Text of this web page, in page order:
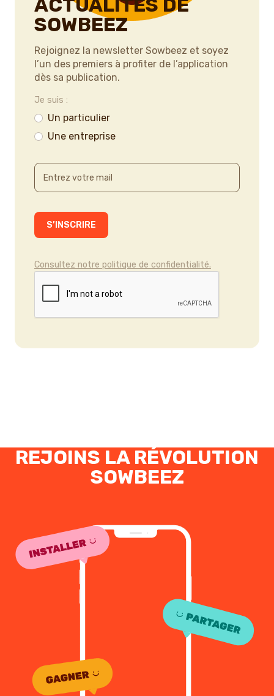
ACTUALITÉS DE
SOWBEEZ
Rejoignez la newsletter Sowbeez et soyez
l’un des premiers à profiter de l’application
dès sa publication.
Je suis :
Un particulier
Une entreprise
Consultez notre politique de confidentialité.
REJOINS LA RÉVOLUTION
SOWBEEZ